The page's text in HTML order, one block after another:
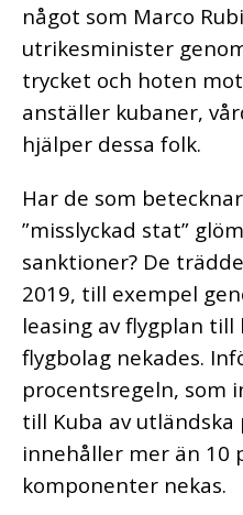
något som Marco
utrikesminister
trycket och hoten
anställer kubaner,
hjälper dessa folk.
Har de som
”misslyckad stat”
sanktioner? De
2019, till exempel
leasing av flygplan
flygbolag nekades.
procentsregeln, som
till Kuba av
innehåller mer än 10
komponenter nekas.